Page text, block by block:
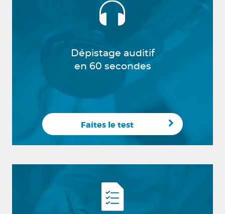
Dépistage auditif
en 60 secondes
Faites le test